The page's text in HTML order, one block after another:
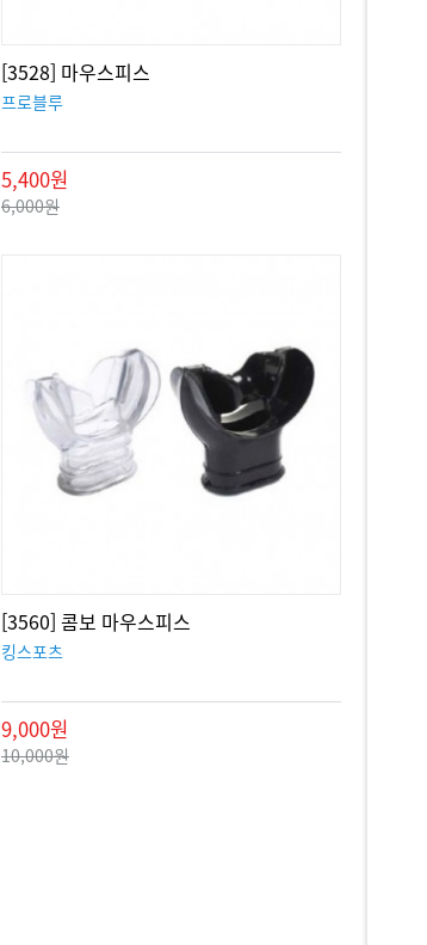
[3528] 마우스피스
프로블루
5,400원
6,000원
[3560] 콤보 마우스피스
킹스포츠
9,000원
10,000원